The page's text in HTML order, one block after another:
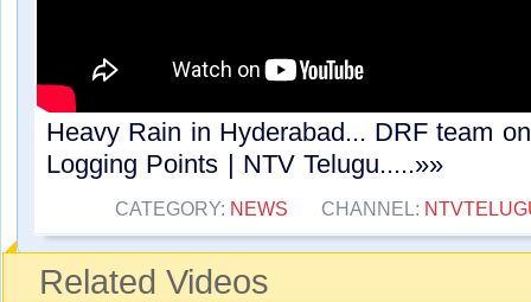
Heavy Rain in Hyderabad... DRF team
Logging Points | NTV Telugu.....»»
CATEGORY: NEWS CHANNEL:
Related Videos